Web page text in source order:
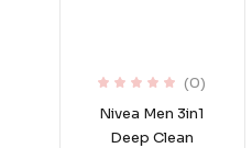
(0)
Nivea Men 3in1
Deep Clean